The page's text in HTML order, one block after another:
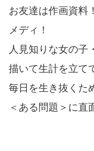
お友達は作画資料
メディ！
人見知りな女の子
描いて生計を立て
毎日を生き抜くた
＜ある問題＞に直